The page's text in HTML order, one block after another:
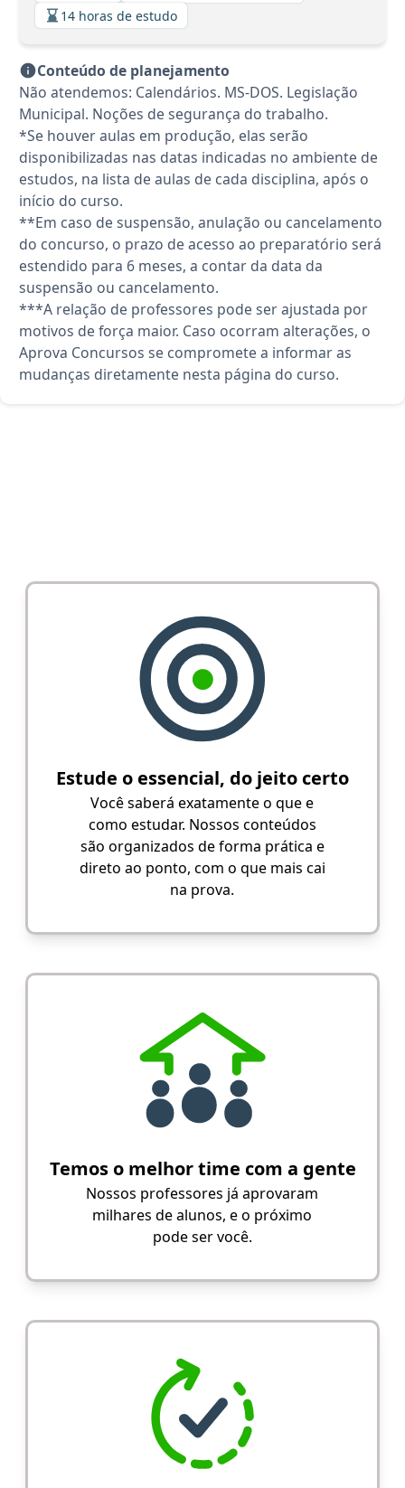
14 horas de estudo
Conteúdo de planejamento
Não atendemos: Calendários. MS-DOS. Legislação
Municipal. Noções de segurança do trabalho.
*Se houver aulas em produção, elas serão
disponibilizadas nas datas indicadas no ambiente de
estudos, na lista de aulas de cada disciplina, após o
início do curso.
**Em caso de suspensão, anulação ou cancelamento
do concurso, o prazo de acesso ao preparatório será
estendido para 6 meses, a contar da data da
suspensão ou cancelamento.
***A relação de professores pode ser ajustada por
motivos de força maior. Caso ocorram alterações, o
Aprova Concursos se compromete a informar as
mudanças diretamente nesta página do curso.
Estude o essencial, do jeito certo
Você saberá exatamente o que e
como estudar. Nossos conteúdos
são organizados de forma prática e
direto ao ponto, com o que mais cai
na prova.
Temos o melhor time com a gente
Nossos professores já aprovaram
milhares de alunos, e o próximo
pode ser você.